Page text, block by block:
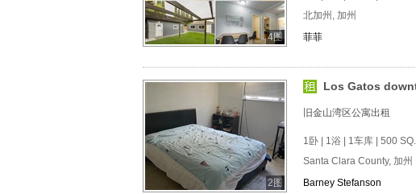
4图
北加州, 加州
菲菲
2图
Los Gatos
旧金山湾区公寓出租
1卧 | 1浴 | 1车库 | 500
Santa Clara County, 加州
Barney Stefanson